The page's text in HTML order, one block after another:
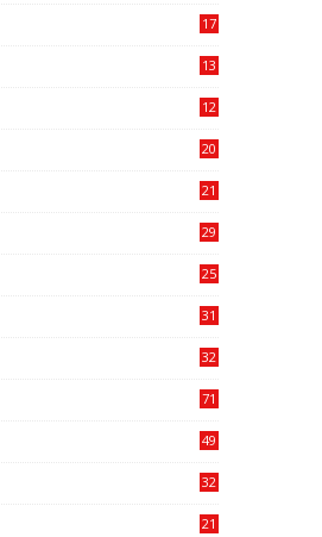
17
13
12
20
21
29
25
31
32
71
49
32
21